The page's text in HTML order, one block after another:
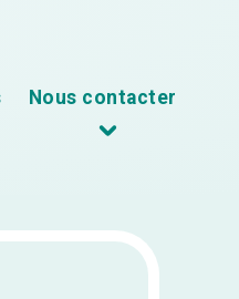
Nous contacter